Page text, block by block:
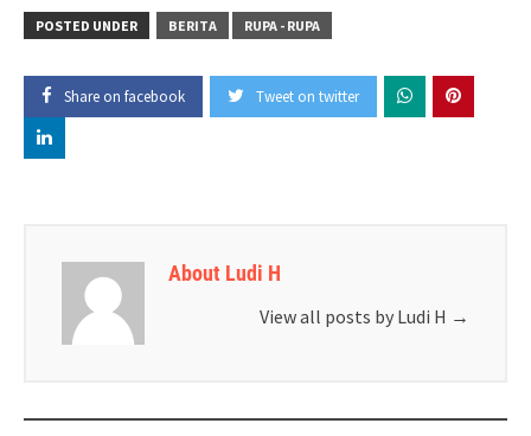
POSTED UNDER BERITA RUPA - RUPA
Share on facebook Tweet on twitter
About Ludi H
View all posts by Ludi H →